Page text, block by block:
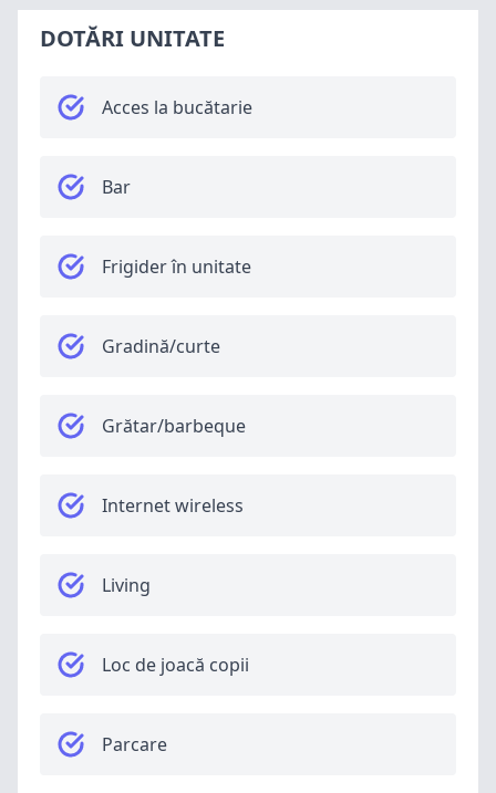
DOTĂRI UNITATE
Acces la bucătarie
Bar
Frigider în unitate
Gradină/curte
Grătar/barbeque
Internet wireless
Living
Loc de joacă copii
Parcare